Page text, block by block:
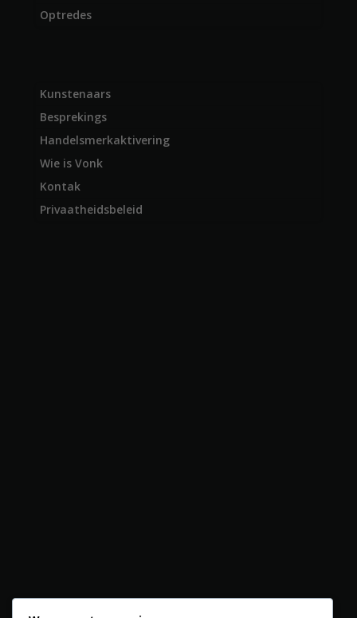
Optredes
Kunstenaars
Besprekings
Handelsmerkaktivering
Wie is Vonk
Kontak
Privaatheidsbeleid